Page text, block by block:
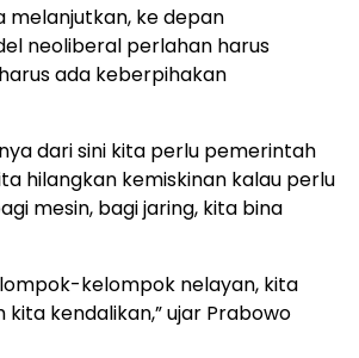
melanjutkan, ke depan
neoliberal perlahan harus
ada keberpihakan
dari sini kita perlu pemerintah
hilangkan kemiskinan kalau perlu
mesin, bagi jaring, kita bina
kelompok nelayan, kita
kita kendalikan,” ujar Prabowo